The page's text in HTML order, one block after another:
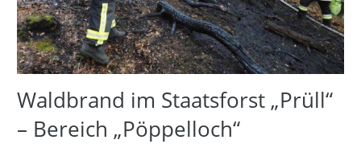
Waldbrand im Staatsforst „Prüll“
– Bereich „Pöppelloch“